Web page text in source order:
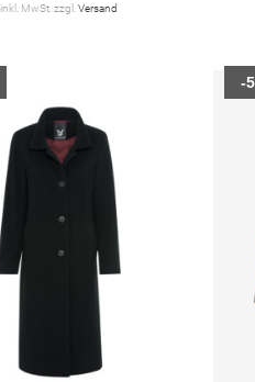
inkl. MwSt. zzgl. Versand
-